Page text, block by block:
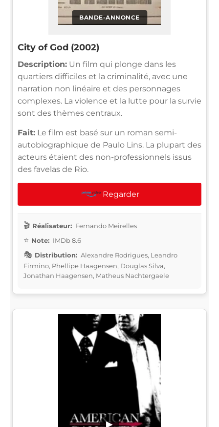
BANDE-ANNONCE
City of God (2002)
Description: Un film qui plonge dans les
quartiers difficiles et la criminalité, avec une
narration non linéaire et des personnages
complexes. La violence et la lutte pour la survie
sont des thèmes centraux.
Fait: Le film est basé sur un roman semi-
autobiographique de Paulo Lins. La plupart des
acteurs étaient des non-professionnels issus
des favelas de Rio.
Regarder
Réalisateur: Fernando Meirelles
Note: IMDb 8.6
Distribution: Alexandre Rodrigues, Leandro
Firmino, Phellipe Haagensen, Douglas Silva,
Jonathan Haagensen, Matheus Nachtergaele
▶